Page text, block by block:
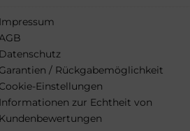
Impressum
Datenschutz
Garantien / Rückgabemöglichkeit
Cookie-Einstellungen
Informationen zur Echtheit von
Kundenbewertungen